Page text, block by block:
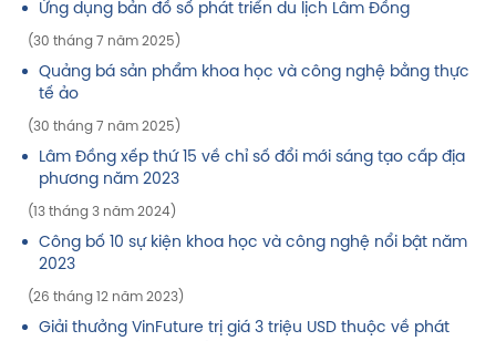
Ứng dụng bản đồ số phát triển du lịch Lâm Đồng
(30 tháng 7 năm 2025)
Quảng bá sản phẩm khoa học và công nghệ bằng thực
tế ảo
(30 tháng 7 năm 2025)
Lâm Đồng xếp thứ 15 về chỉ số đổi mới sáng tạo cấp địa
phương năm 2023
(13 tháng 3 năm 2024)
Công bố 10 sự kiện khoa học và công nghệ nổi bật năm
2023
(26 tháng 12 năm 2023)
Giải thưởng VinFuture trị giá 3 triệu USD thuộc về phát